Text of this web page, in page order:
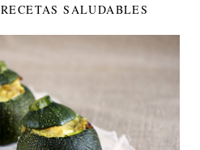
RECETAS SALUDABLES